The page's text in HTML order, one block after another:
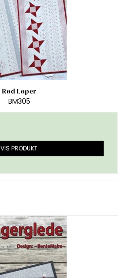
Rød Løper
BM305
VIS PRODUKT